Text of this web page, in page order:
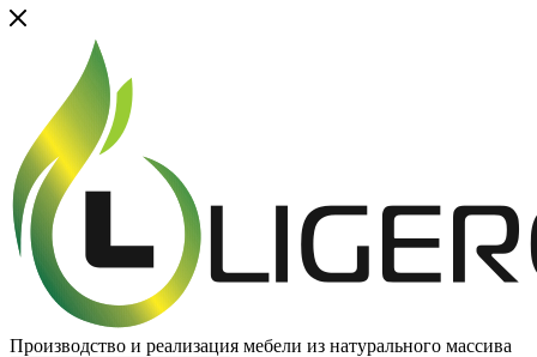
Производство и реализация мебели из натурального массива